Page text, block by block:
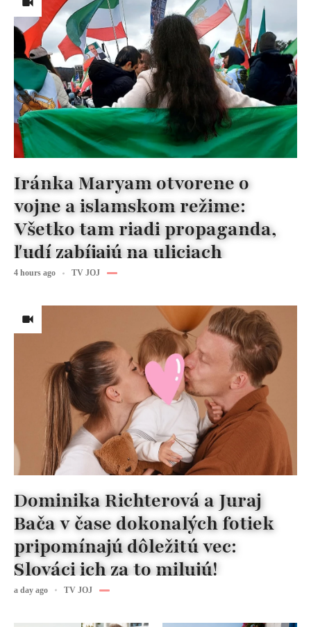
Iránka Maryam otvorene o
vojne a islamskom režime:
Všetko tam riadi propaganda,
ľudí zabíjajú na uliciach
4 hours ago TV JOJ
Dominika Richterová a Juraj
Bača v čase dokonalých fotiek
pripomínajú dôležitú vec:
Slováci ich za to milujú!
a day ago TV JOJ